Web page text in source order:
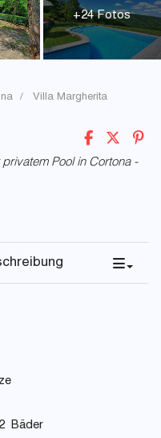
+24 Fotos
Villa Margherita
Pool in Cortona -
Bäder